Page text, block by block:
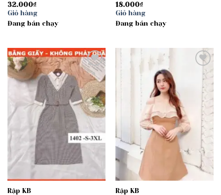
32.000₫
Giỏ hàng
Đang bán chạy
18.000₫
Giỏ hàng
Đang bán chạy
Add to
wishlist
Rập KB
Add to
wishlist
Rập KB